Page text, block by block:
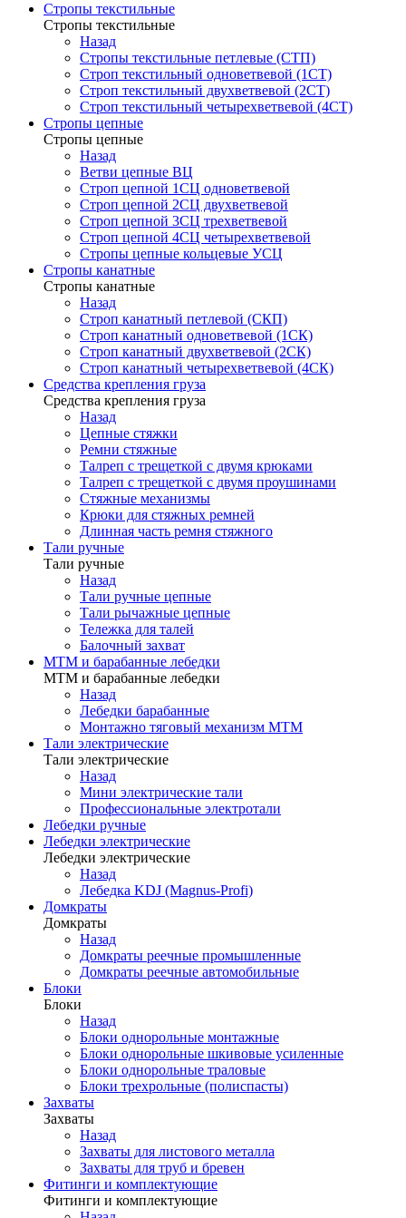
Стропы текстильные
Стропы текстильные
Назад
Стропы текстильные петлевые (СТП)
Строп текстильный одноветвевой (1СТ)
Строп текстильный двухветвевой (2СТ)
Строп текстильный четырехветвевой (4СТ)
Стропы цепные
Стропы цепные
Назад
Ветви цепные ВЦ
Строп цепной 1СЦ одноветвевой
Строп цепной 2СЦ двухветвевой
Строп цепной 3СЦ трехветвевой
Строп цепной 4СЦ четырехветвевой
Стропы цепные кольцевые УСЦ
Стропы канатные
Стропы канатные
Назад
Строп канатный петлевой (СКП)
Строп канатный одноветвевой (1СК)
Строп канатный двухветвевой (2СК)
Строп канатный четырехветвевой (4СК)
Средства крепления груза
Средства крепления груза
Назад
Цепные стяжки
Ремни стяжные
Талреп с трещеткой с двумя крюками
Талреп с трещеткой с двумя проушинами
Стяжные механизмы
Крюки для стяжных ремней
Длинная часть ремня стяжного
Тали ручные
Тали ручные
Назад
Тали ручные цепные
Тали рычажные цепные
Тележка для талей
Балочный захват
МТМ и барабанные лебедки
МТМ и барабанные лебедки
Назад
Лебедки барабанные
Монтажно тяговый механизм МТМ
Тали электрические
Тали электрические
Назад
Мини электрические тали
Профессиональные электротали
Лебедки ручные
Лебедки электрические
Лебедки электрические
Назад
Лебедка KDJ (Magnus-Profi)
Домкраты
Домкраты
Назад
Домкраты реечные промышленные
Домкраты реечные автомобильные
Блоки
Блоки
Назад
Блоки однорольные монтажные
Блоки однорольные шкивовые усиленные
Блоки однорольные траловые
Блоки трехрольные (полиспасты)
Захваты
Захваты
Назад
Захваты для листового металла
Захваты для труб и бревен
Фитинги и комплектующие
Фитинги и комплектующие